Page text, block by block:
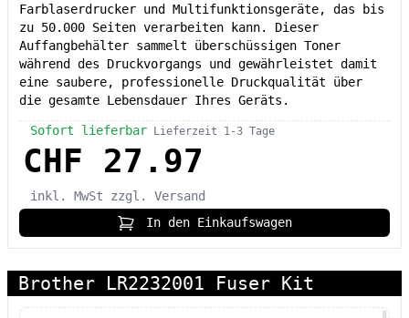
Farblaserdrucker und Multifunktionsgeräte, das bis
zu 50.000 Seiten verarbeiten kann. Dieser
Auffangbehälter sammelt überschüssigen Toner
während des Druckvorgangs und gewährleistet damit
eine saubere, professionelle Druckqualität über
die gesamte Lebensdauer Ihres Geräts.
Sofort lieferbar Lieferzeit 1-3 Tage
CHF 27.97
inkl. MwSt
zzgl. Versand
In den Einkaufswagen
Brother LR2232001 Fuser Kit